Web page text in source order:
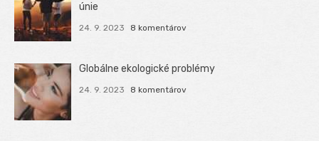
únie
24. 9. 2023 8 komentárov
Globálne ekologické problémy
24. 9. 2023 8 komentárov